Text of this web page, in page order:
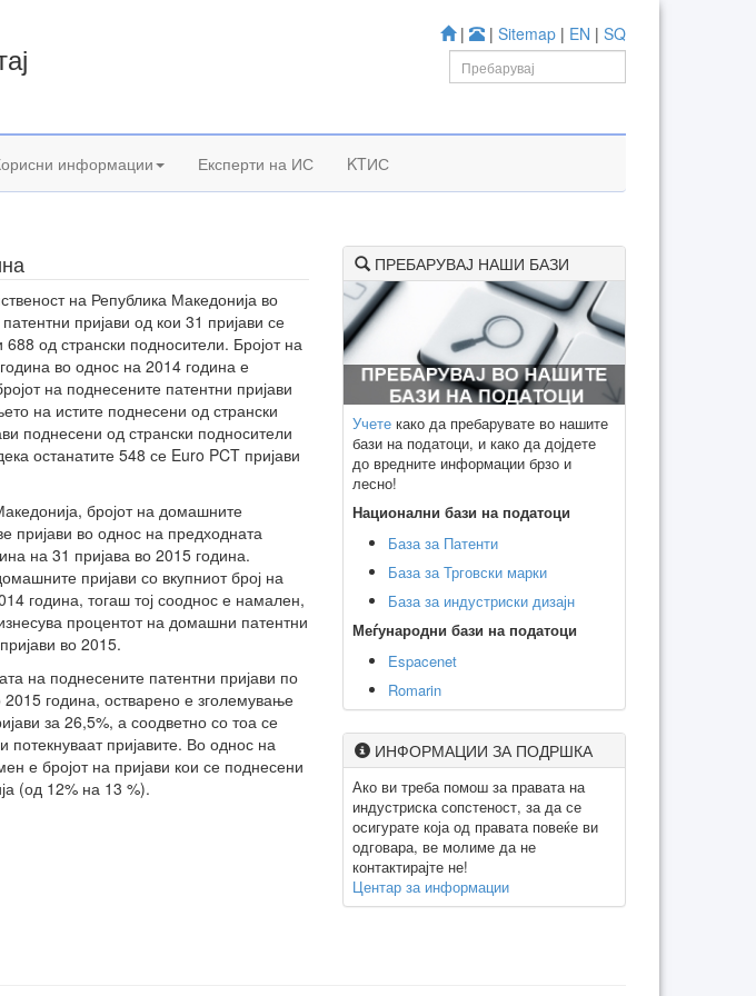
| | Sitemap | EN | SQ
информации Експерти на ИС KTИС
на Република Македонија во
пријави од кои 31 пријави се
од странски подносители. Бројот на
во однос на 2014 година е
на поднесените патентни пријави
на истите поднесени од странски
поднесени од странски подносители
останатите 548 се Euro PCT пријави
бројот на домашните
пријави во однос на предходната
на 31 пријава во 2015 година.
пријави со вкупниот број на
година, тогаш тој сооднос е намален,
процентот на домашни патентни
во 2015.
на поднесените патентни пријави по
година, остварено е зголемување
за 26,5%, а соодветно со тоа се
потекнуваат пријавите. Во однос на
е бројот на пријави кои се поднесени
(од 12% на 13 %).
ПРЕБАРУВАЈ НАШИ БАЗИ
Учете како да пребарувате во нашите
бази на податоци, и како да дојдете
до вредните информации брзо и
лесно!
Национални бази на податоци
База за Патенти
База за Трговски марки
База за индустриски дизајн
Меѓународни бази на податоци
Espacenet
Romarin
ИНФОРМАЦИИ ЗА ПОДРШКА
Ако ви треба помош за правата на
индустриска сопстеност, за да се
осигурате која од правата повеќе ви
одговара, ве молиме да не
контактирајте не!
Центар за информации